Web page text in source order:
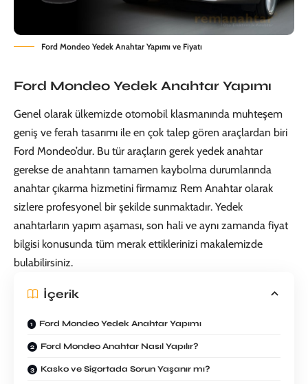
Ford Mondeo Yedek Anahtar Yapımı ve Fiyatı
Ford Mondeo Yedek Anahtar Yapımı
Genel olarak ülkemizde otomobil klasmanında muhteşem
geniş ve ferah tasarımı ile en çok talep gören araçlardan biri
Ford Mondeo’dur. Bu tür araçların gerek yedek anahtar
gerekse de anahtarın tamamen kaybolma durumlarında
anahtar çıkarma hizmetini firmamız Rem Anahtar olarak
sizlere profesyonel bir şekilde sunmaktadır. Yedek
anahtarların yapım aşaması, son hali ve aynı zamanda fiyat
bilgisi konusunda tüm merak ettiklerinizi makalemizde
bulabilirsiniz.
İçerik
Ford Mondeo Yedek Anahtar Yapımı
Ford Mondeo Anahtar Nasıl Yapılır?
Kasko ve Sigortada Sorun Yaşanır mı?